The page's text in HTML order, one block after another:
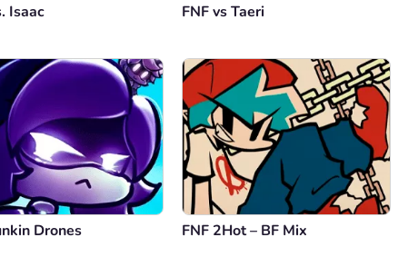
Isaac FNF vs Taeri
Drones FNF 2Hot – BF Mix